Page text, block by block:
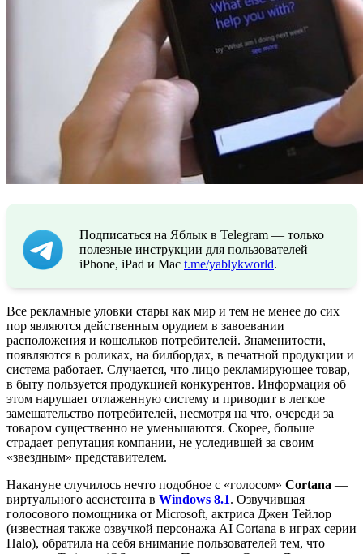
Подписаться на Яблык в Telegram — только
полезные инструкции для пользователей
iPhone, iPad и Mac t.me/yablykworld.
Все рекламные уловки стары как мир и тем не менее до сих
пор являются действенным орудием в завоевании
расположения и кошельков потребителей. Знаменитости,
появляются в роликах, на билбордах, в печатной продукции и
система работает. Случается, что лицо рекламирующее товар,
в быту пользуется продукцией конкурентов. Информация об
этом нарушает отлаженную систему и приводит в легкое
замешательство потребителей, несмотря на что, очереди за
товаром существенно не уменьшаются. Скорее, больше
страдает репутация компании, не уследившей за своим
«звездным» представителем.
Накануне случилось нечто подобное с «голосом» Сortana —
виртуального ассистента в Windows 8.1. Озвучившая
голосового помощника от Microsoft, актриса Джен Тейлор
(известная также озвучкой персонажа AI Cortana в играх серии
Halo), обратила на себя внимание пользователей тем, что